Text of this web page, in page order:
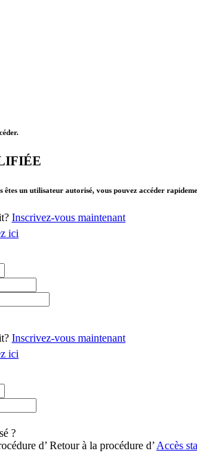
un utilisateur autorisé, vous pouvez accéder
Inscrivez-vous maintenant
ici
Inscrivez-vous maintenant
ici
?
d’ Retour à la procédure d’ Accès